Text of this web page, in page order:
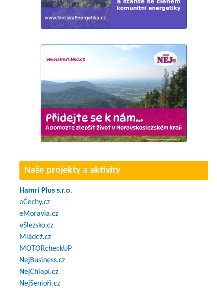
Naše projekty a aktivity
Hamri Plus s.r.o.
eČechy.cz
eMoravia.cz
eSlezsko.cz
Mládež.cz
MOTORcheckUP
NejBusiness.cz
NejChlapi.cz
NejSenioři.cz